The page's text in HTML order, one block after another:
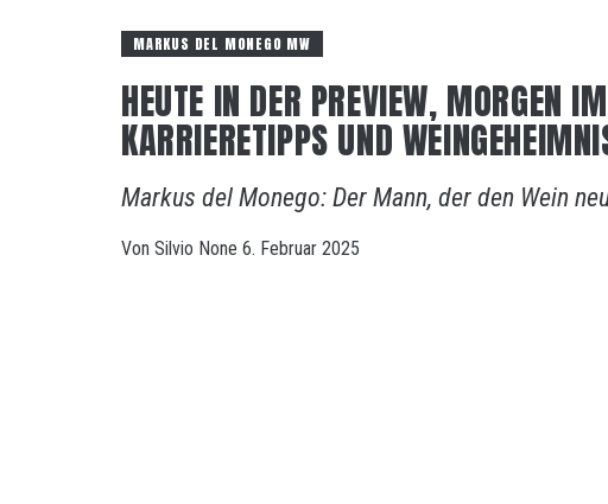
MARKUS DEL MONEGO MW
HEUTE IN DER PREVIEW, MORGEN
KARRIERETIPPS UND
Markus del Monego: Der Mann, der den Wein
Von Silvio None 6. Februar 2025